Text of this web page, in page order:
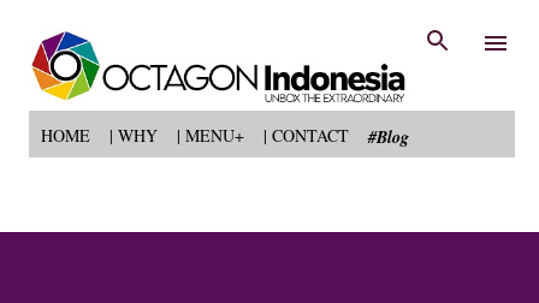
HOME | WHY | MENU+ | CONTACT #Blog